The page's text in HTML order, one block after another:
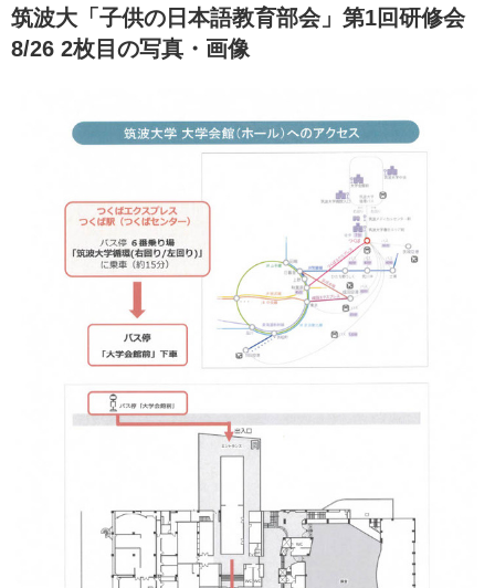
筑波大「子供の日本語教育部会」第1回研修会
8/26 2枚目の写真・画像